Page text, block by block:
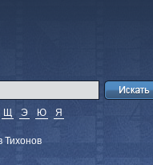
Щ Э Ю Я
Тихонов